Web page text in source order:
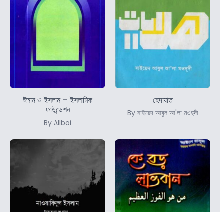
ঈমান ও ইসলাম – ইসলামিক
ফাউন্ডেশন
By Allboi
হেদায়াত
By সাইয়েদ আবুল আ'লা মওদুদী